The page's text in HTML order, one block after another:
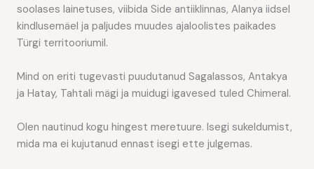
soolases lainetuses, viibida Side antiiklinnas, Alanya iidsel
kindlusemäel ja paljudes muudes ajaloolistes paikades
Türgi territooriumil.
Mind on eriti tugevasti puudutanud Sagalassos, Antakya
ja Hatay, Tahtali mägi ja muidugi igavesed tuled Chimeral.
Olen nautinud kogu hingest meretuure. Isegi sukeldumist,
mida ma ei kujutanud ennast isegi ette julgemas.